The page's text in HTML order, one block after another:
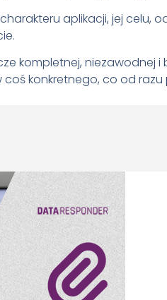
aplikacji, jej
kompletnej, niezawodnej
konkretnego, co od